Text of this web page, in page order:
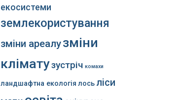
екосистеми
землекористування
зміни ареалузміни
кліматузустріч комахи
ландшафтна екологія лось ліси